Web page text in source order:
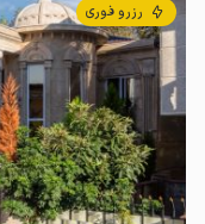
رزرو فوری